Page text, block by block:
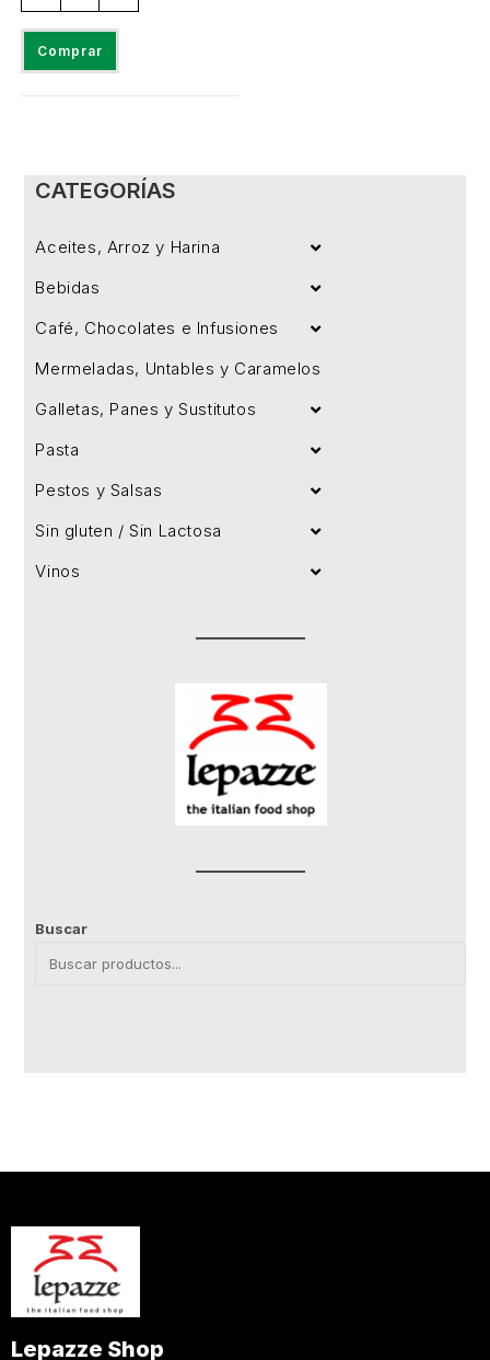
Comprar
CATEGORÍAS
Aceites, Arroz y Harina
Bebidas
Café, Chocolates e Infusiones
Mermeladas, Untables y Caramelos
Galletas, Panes y Sustitutos
Pasta
Pestos y Salsas
Sin gluten / Sin Lactosa
Vinos
Buscar
Lepazze Shop